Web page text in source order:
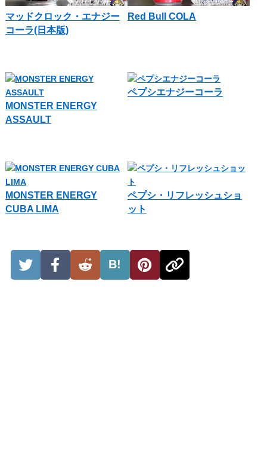
マッドクロック・エナジー
コーラ(日本版)
Red Bull COLA
MONSTER ENERGY
ASSAULT
ペプシエナジーコーラ
MONSTER ENERGY
CUBA LIMA
ペプシ・リフレッシュショ
ット
B!